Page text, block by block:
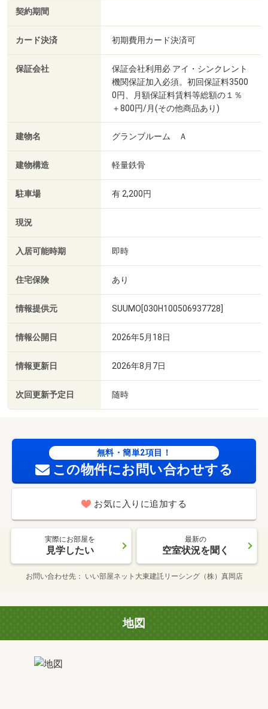
契約期間
カード決済 初期費用カード決済可
保証会社
保証会社利用必 アイ・シンクレント
機関保証加入必須。初回保証料3500
0円、月額保証料賃料等総額の１％
＋800円/月(その他商品あり)
建物名 グランブルーム Ａ
建物構造 軽量鉄骨
駐車場 有 2,200円
現況
入居可能時期 即時
住宅保険 あり
情報提供元 SUUMO[030H100506937728]
情報公開日 2026年5月18日
情報更新日 2026年8月7日
次回更新予定日 随時
無料・簡単2項目！
この物件にお問い合わせする
お気に入りに追加する
実際にお部屋を
見学したい
最新の
空室状況を聞く
お問い合わせ先 いい部屋ネット大東建託リーシング（株）真岡店
地図